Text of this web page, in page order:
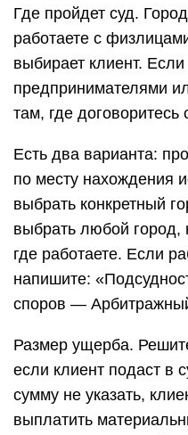
Где пройдет суд.
работаете с
выбирает клиент.
предпринимателями
там, где договоритесь
Есть два варианта:
по месту нахождения
выбрать конкретный
выбрать любой город,
где работаете. Если
напишите:
споров —
Размер ущерба.
если клиент подаст в
сумму не указать,
выплатить